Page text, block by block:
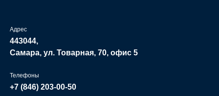
Адрес
443044,
Самара, ул. Товарная, 70, офис 5
Телефоны
+7 (846) 203-00-50